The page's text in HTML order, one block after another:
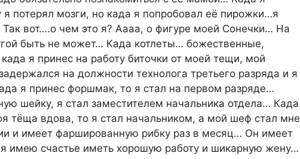
потерял мозги, но када я попробовал её пирожки…я
вот….о чем это я? Аааа, о фигуре моей Сонечки… На
быть не может… Када котлеты… божественные,
я принес на работу биточки от моей тещи, мой
на должности технолога третьего разряда и я
я принес форшмак, то я стал на первом разряде…
шейку, я стал заместителем начальника отдела… Када
тёща вдова, то я стал начальником, а мой шеф стал мне
и имеет фаршированную рибку раз в месяц… Он имеет
имею счастье иметь хорошую работу и шикарную жену…